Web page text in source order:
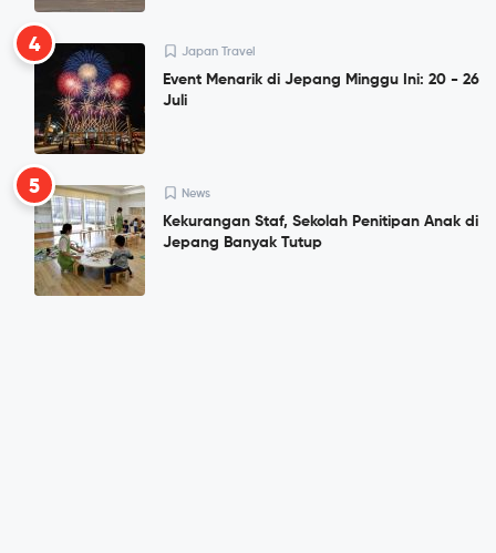
4 Japan Travel
Event Menarik di Jepang Minggu Ini: 20 - 26
Juli
5 News
Kekurangan Staf, Sekolah Penitipan Anak di
Jepang Banyak Tutup